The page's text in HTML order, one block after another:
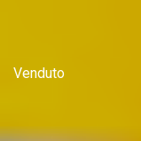
Venduto